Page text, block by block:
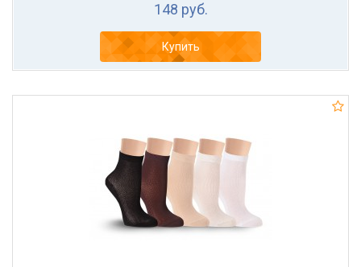
148 руб.
Купить